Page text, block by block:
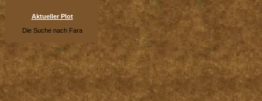
Aktueller Plot
Die Suche nach Fara